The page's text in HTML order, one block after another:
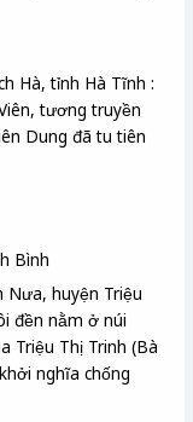
Hà, tỉnh Hà Tĩnh :
tương truyền
Dung đã tu tiên
Bình
huyện Triệu
đền nằm ở núi
Triệu Thị Trinh (Bà
nghĩa chống